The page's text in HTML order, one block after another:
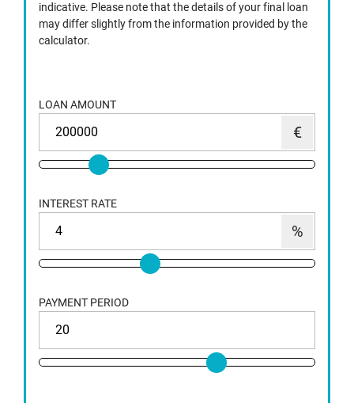
indicative. Please note that the details of your final loan
may differ slightly from the information provided by the
calculator.
LOAN AMOUNT
INTEREST RATE
PAYMENT PERIOD